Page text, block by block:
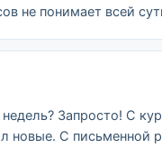
не понимает всей
Запросто! С
новые. С письменной